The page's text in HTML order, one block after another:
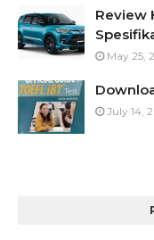
Review
May 25,
July 14,